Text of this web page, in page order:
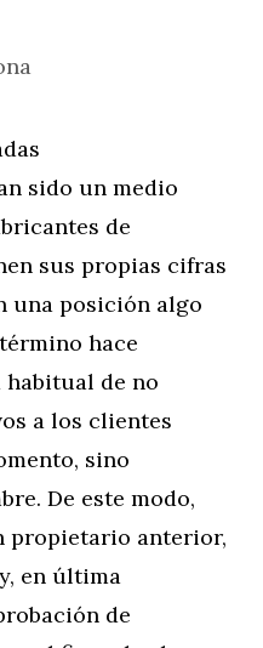
sido un medio
de
sus propias cifras
una posición algo
hace
de no
a los clientes
sino
De este modo,
propietario anterior,
en última
de